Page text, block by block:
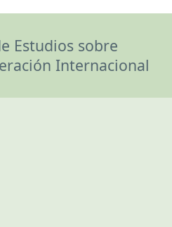
Estudios sobre
Internacional